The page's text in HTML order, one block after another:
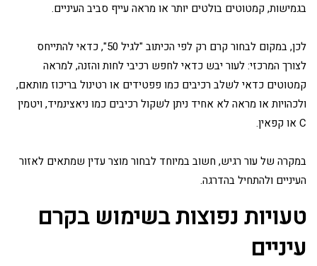
בגמישות, קמטוטים בולטים יותר או מראה עייף סביב העיניים.
לכן, במקום לבחור קרם רק לפי הכיתוב "לגיל 50", כדאי להתייחס
לצורך המרכזי: לעור יבש כדאי לחפש רכיבי לחות והזנה, למראה
קמטוטים כדאי לשלב רכיבים כמו פפטידים או רטינול בריכוז מותאם,
ולכהויות או מראה לא אחיד ניתן לשקול רכיבים כמו ניאצינמיד, ויטמין
C או קפאין.
במקרה של עור רגיש, חשוב במיוחד לבחור מוצר עדין שמתאים לאזור
העיניים ולהתחיל בהדרגה.
טעויות נפוצות בשימוש בקרם
עיניים